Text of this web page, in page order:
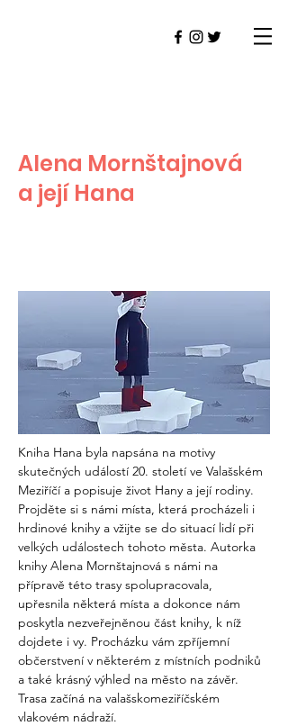
Alena Mornštajnová
a její Hana
Kniha Hana byla napsána na motivy
skutečných událostí 20. století ve Valašském
Meziříčí a popisuje život Hany a její rodiny.
Projděte si s námi místa, která procházeli i
hrdinové knihy a vžijte se do situací lidí při
velkých událostech tohoto města. Autorka
knihy Alena Mornštajnová s námi na
přípravě této trasy spolupracovala,
upřesnila některá místa a dokonce nám
poskytla nezveřejněnou část knihy, k níž
dojdete i vy. Procházku vám zpříjemní
občerstvení v některém z místních podniků
a také krásný výhled na město na závěr.
Trasa začíná na valašskomeziříčském
vlakovém nádraží.